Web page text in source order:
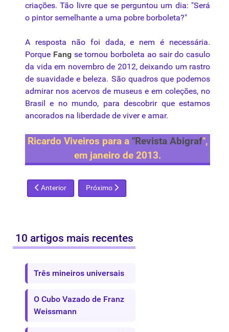
criações. Tão livre que se perguntou um dia: "Será
o pintor semelhante a uma pobre borboleta?"
A resposta não foi dada, e nem é necessária.
Porque Fangse tornou borboleta ao sair do casulo
da vida em novembro de 2012, deixando um rastro
de suavidade e beleza. São quadros que podemos
admirar nos acervos de museus e em coleções, no
Brasil e no mundo, para descobrir que estamos
ancorados na liberdade de viver e amar.
Ricardo Viveiros para a "Revista Abigraf",
em janeiro de 2013.
Artigo anterior: Mário Gruber - Entre o homem e o mito, o
Anterior Próximo artigo: Rugendas - O viajante que
Próximo
10 artigos mais recentes
Três mineiros universais
O Cubo Vazado de Franz
Weissmann